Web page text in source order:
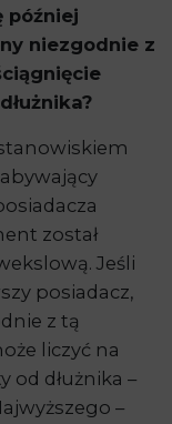
później
niezgodnie z
został
Jeśli
posiadacz,
z tą
liczyć na
od dłużnika –
–